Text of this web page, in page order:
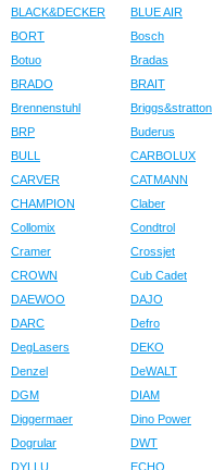
BLACK&DECKER
BLUE AIR
BORT
Bosch
Botuo
Bradas
BRADO
BRAIT
Brennenstuhl
Briggs&stratton
BRP
Buderus
BULL
CARBOLUX
CARVER
CATMANN
CHAMPION
Claber
Collomix
Condtrol
Cramer
Crossjet
CROWN
Cub Cadet
DAEWOO
DAJO
DARC
Defro
DegLasers
DEKO
Denzel
DeWALT
DGM
DIAM
Diggermaer
Dino Power
Dogrular
DWT
DYLLU
ECHO